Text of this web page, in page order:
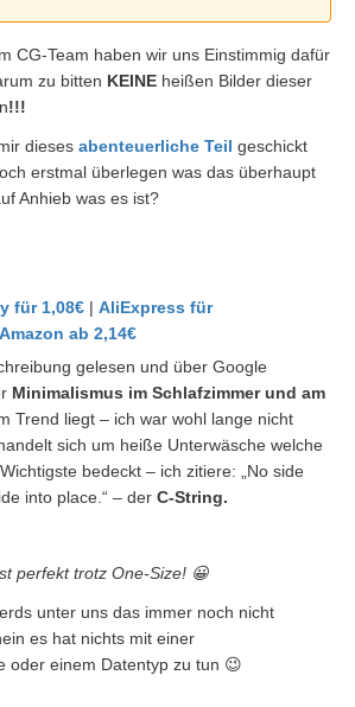
CG-Team haben wir uns Einstimmig dafür
zu bitten KEINE heißen Bilder dieser
!!!
dieses abenteuerliche Teil geschickt
erstmal überlegen was das überhaupt
Anhieb was es ist?
für 1,08€ | AliExpress für
Amazon ab 2,14€
gelesen und über Google
Minimalismus im Schlafzimmer und am
Trend liegt – ich war wohl lange nicht
sich um heiße Unterwäsche welche
bedeckt – ich zitiere: „No side
into place.“ – der C-String.
perfekt trotz One-Size! 😀
unter uns das immer noch nicht
es hat nichts mit einer
oder einem Datentyp zu tun 😉